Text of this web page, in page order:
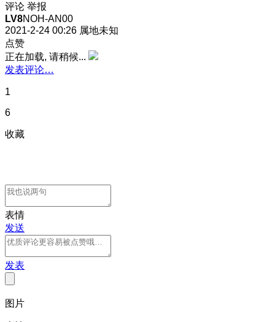
评论 举报
LV8NOH-AN00
2021-2-24 00:26 属地未知
点赞
正在加载, 请稍候...
发表评论…
1
6
收藏
表情
发送
发表
图片